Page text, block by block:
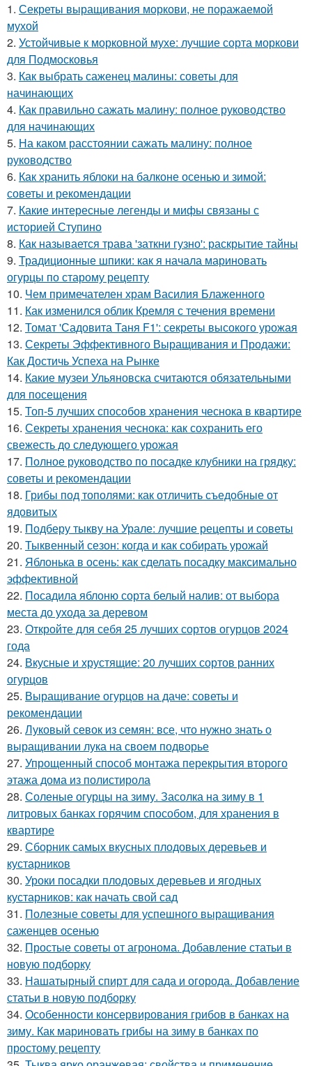
1. Секреты выращивания моркови, не поражаемой
мухой
2. Устойчивые к морковной мухе: лучшие сорта моркови
для Подмосковья
3. Как выбрать саженец малины: советы для
начинающих
4. Как правильно сажать малину: полное руководство
для начинающих
5. На каком расстоянии сажать малину: полное
руководство
6. Как хранить яблоки на балконе осенью и зимой:
советы и рекомендации
7. Какие интересные легенды и мифы связаны с
историей Ступино
8. Как называется трава 'заткни гузно': раскрытие тайны
9. Традиционные шпики: как я начала мариновать
огурцы по старому рецепту
10. Чем примечателен храм Василия Блаженного
11. Как изменился облик Кремля с течения времени
12. Томат 'Садовита Таня F1': секреты высокого урожая
13. Секреты Эффективного Выращивания и Продажи:
Как Достичь Успеха на Рынке
14. Какие музеи Ульяновска считаются обязательными
для посещения
15. Топ-5 лучших способов хранения чеснока в квартире
16. Секреты хранения чеснока: как сохранить его
свежесть до следующего урожая
17. Полное руководство по посадке клубники на грядку:
советы и рекомендации
18. Грибы под тополями: как отличить съедобные от
ядовитых
19. Подберу тыкву на Урале: лучшие рецепты и советы
20. Тыквенный сезон: когда и как собирать урожай
21. Яблонька в осень: как сделать посадку максимально
эффективной
22. Посадила яблоню сорта белый налив: от выбора
места до ухода за деревом
23. Откройте для себя 25 лучших сортов огурцов 2024
года
24. Вкусные и хрустящие: 20 лучших сортов ранних
огурцов
25. Выращивание огурцов на даче: советы и
рекомендации
26. Луковый севок из семян: все, что нужно знать о
выращивании лука на своем подворье
27. Упрощенный способ монтажа перекрытия второго
этажа дома из полистирола
28. Соленые огурцы на зиму. Засолка на зиму в 1
литровых банках горячим способом, для хранения в
квартире
29. Сборник самых вкусных плодовых деревьев и
кустарников
30. Уроки посадки плодовых деревьев и ягодных
кустарников: как начать свой сад
31. Полезные советы для успешного выращивания
саженцев осенью
32. Простые советы от агронома. Добавление статьи в
новую подборку
33. Нашатырный спирт для сада и огорода. Добавление
статьи в новую подборку
34. Особенности консервирования грибов в банках на
зиму. Как мариновать грибы на зиму в банках по
простому рецепту